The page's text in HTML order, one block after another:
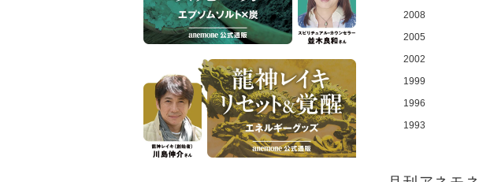
2008
2005
2002
1999
1996
1993